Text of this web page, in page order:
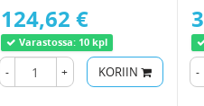
124,62 €
Varastossa: 10 kpl
- + KORIIN -